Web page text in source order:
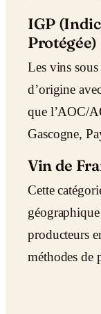
IGP
Protégée)
Les vins
d’origine
que l’AOC/
Gascogne,
Vin de
Cette
producteurs
méthodes de